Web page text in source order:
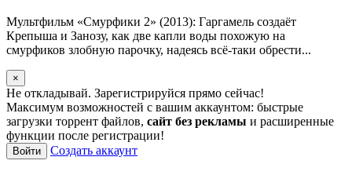
Мультфильм «Смурфики 2» (2013): Гаргамель создаёт
Крепыша и Занозу, как две капли воды похожую на
смурфиков злобную парочку, надеясь всё-таки обрести...
×
Не откладывай. Зарегистрируйся прямо сейчас!
Максимум возможностей с вашим аккаунтом: быстрые
загрузки торрент файлов, сайт без рекламы и расширенные
функции после регистрации!
Войти Создать аккаунт